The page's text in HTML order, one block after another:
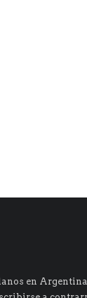
en Argentina